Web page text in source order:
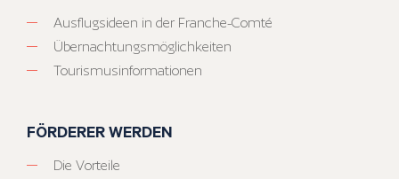
Ausflugsideen in der Franche-Comté
Übernachtungsmöglichkeiten
Tourismusinformationen
FÖRDERER WERDEN
Die Vorteile